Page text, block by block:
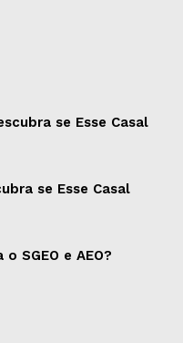
se Esse Casal
se Esse Casal
SGEO e AEO?